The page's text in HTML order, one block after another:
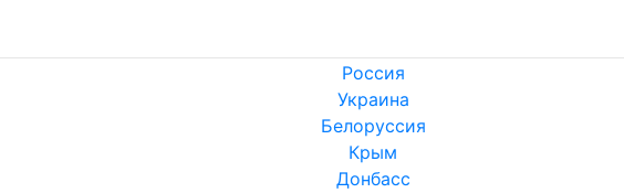
Россия
Украина
Белоруссия
Крым
Донбасс